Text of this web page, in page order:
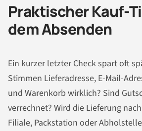
Praktischer Kauf-
dem Absenden
Ein kurzer letzter Check spart oft
Stimmen Lieferadresse, E-Mail-
und Warenkorb wirklich? Sind
verrechnet? Wird die Lieferung
Filiale, Packstation oder